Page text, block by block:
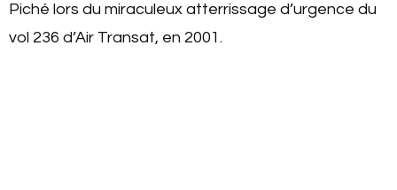
Piché lors du miraculeux atterrissage d’urgence du
vol 236 d’Air Transat, en 2001.